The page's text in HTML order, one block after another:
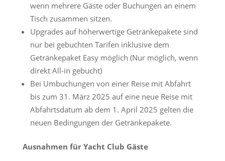
wenn mehrere Gäste oder Buchungen an einem
Tisch zusammen sitzen.
Upgrades auf höherwertige Getränkepakete sind
nur bei gebuchten Tarifen inklusive dem
Getränkepaket Easy möglich (Nur möglich, wenn
direkt All-in gebucht)
Bei Umbuchungen von einer Reise mit Abfahrt
bis zum 31. März 2025 auf eine neue Reise mit
Abfahrtsdatum ab dem 1. April 2025 gelten die
neuen Bedingungen der Getränkepakete.
Ausnahmen für Yacht Club Gäste